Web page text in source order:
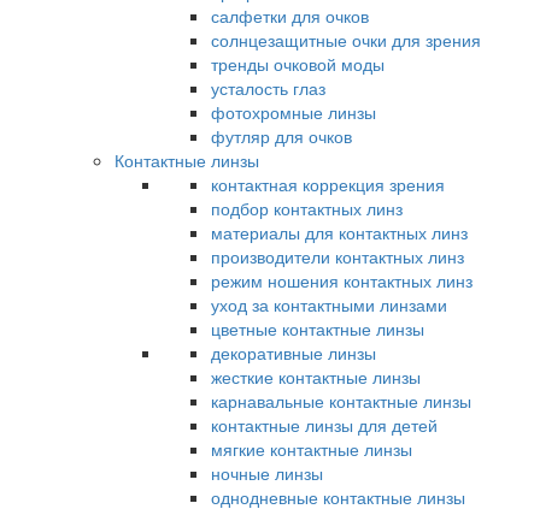
салфетки для очков
солнцезащитные очки для зрения
тренды очковой моды
усталость глаз
фотохромные линзы
футляр для очков
Контактные линзы
контактная коррекция зрения
подбор контактных линз
материалы для контактных линз
производители контактных линз
режим ношения контактных линз
уход за контактными линзами
цветные контактные линзы
декоративные линзы
жесткие контактные линзы
карнавальные контактные линзы
контактные линзы для детей
мягкие контактные линзы
ночные линзы
однодневные контактные линзы